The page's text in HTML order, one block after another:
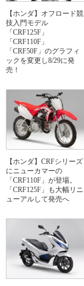
【ホンダ】オフロード競
技入門モデル
「CRF125F」
「CRF110F」
「CRF50F」のグラフィ
ックを変更し8/29に発
売！
【ホンダ】CRFシリーズ
にニューカマーの
「CRF110F」が登場。
「CRF125F」も大幅リニ
ューアルして発売へ